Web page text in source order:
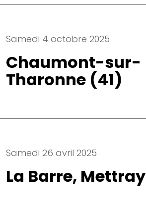
Samedi 4 octobre 2025
Chaumont-sur-
Tharonne (41)
Samedi 26 avril 2025
La Barre, Mettray